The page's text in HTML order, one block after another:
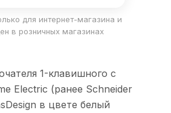
для интернет-магазина и
в розничных магазинах
1-клавишного с
Electric (ранее Schneider
в цвете белый